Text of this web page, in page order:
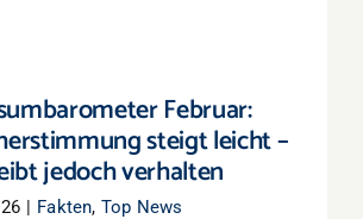
Februar:
steigt leicht –
jedoch verhalten
| Fakten, Top News